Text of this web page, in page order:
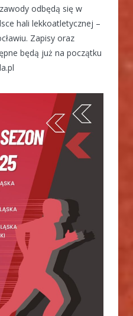
odbędą się w
hali lekkoatletycznej –
Zapisy oraz
będą już na początku